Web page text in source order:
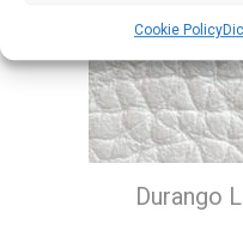
Cookie Policy
Durango